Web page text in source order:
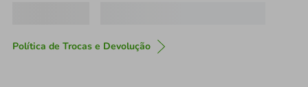
Política de Trocas e Devolução